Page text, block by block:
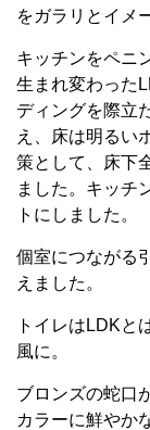
をガラリとイメ
キッチンをペニ
生まれ変わった
ディングを際立
え、床は明るい
策として、床下
ました。キッチ
トにしました。
個室につながる
えました。
トイレはLDKと
風に。
ブロンズの蛇口
カラーに鮮やか